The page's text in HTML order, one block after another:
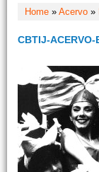
Home » Acervo »
CBTIJ-ACERVO-